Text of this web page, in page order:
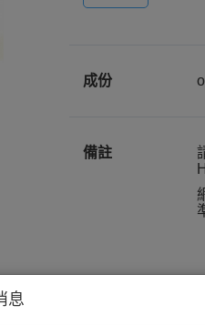
息
成份
備註